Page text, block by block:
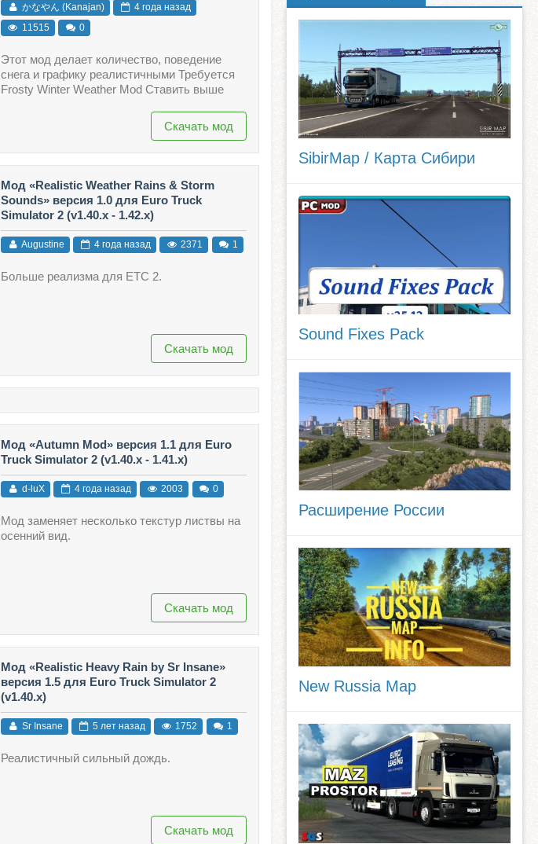
かなやん (Kanajan)
4 года назад
11515
0
Этот мод делает количество, поведение
снега и графику реалистичными Требуется
Frosty Winter Weather Mod Ставить выше
Скачать мод
Мод «Realistic Weather Rains & Storm
Sounds» версия 1.0 для Euro Truck
Simulator 2 (v1.40.x - 1.42.x)
Augustine 4 года назад 2371 1
Больше реализма для ЕТС 2.
Скачать мод
Мод «Autumn Mod» версия 1.1 для Euro
Truck Simulator 2 (v1.40.x - 1.41.x)
d-luX 4 года назад 2003 0
Мод заменяет несколько текстур листвы на
осенний вид.
Скачать мод
Мод «Realistic Heavy Rain by Sr Insane»
версия 1.5 для Euro Truck Simulator 2
(v1.40.x)
Sr Insane 5 лет назад 1752 1
Реалистичный сильный дождь.
Скачать мод
SibirMap / Карта Сибири
Sound Fixes Pack
Расширение России
New Russia Map